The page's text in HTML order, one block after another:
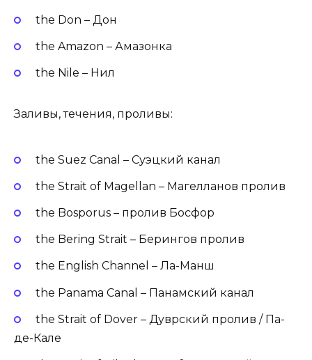
the Don – Дон
the Amazon – Амазонка
the Nile – Нил
Заливы, течения, проливы:
the Suez Canal – Суэцкий канал
the Strait of Magellan – Магелланов пролив
the Bosporus – пролив Босфор
the Bering Strait – Берингов пролив
the English Channel – Ла-Манш
the Panama Canal – Панамский канал
the Strait of Dover – Дуврский пролив / Па-
де-Кале